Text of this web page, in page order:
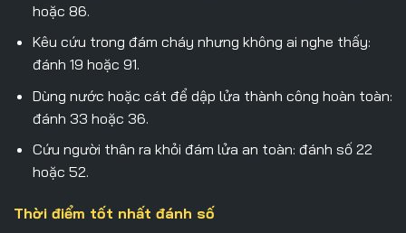
hoặc 86.
Kêu cứu trong đám cháy nhưng không ai nghe thấy:
đánh 19 hoặc 91.
Dùng nước hoặc cát để dập lửa thành công hoàn toàn:
đánh 33 hoặc 36.
Cứu người thân ra khỏi đám lửa an toàn: đánh số 22
hoặc 52.
Thời điểm tốt nhất đánh số